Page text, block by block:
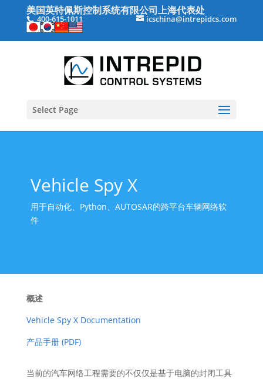
美国英特佩斯控制系统有限公司上海代表处
400-615-1011 icschina@intrepidcs.com
Select Page
Vehicle Spy X
用于自动化、Python、AUTOSAR的跨平台车辆网络软
件
概述
Vehicle Spy X Documentation
产品手册 (PDF)
当前的汽车网络工程需要的不仅仅是基于电脑的封闭工具